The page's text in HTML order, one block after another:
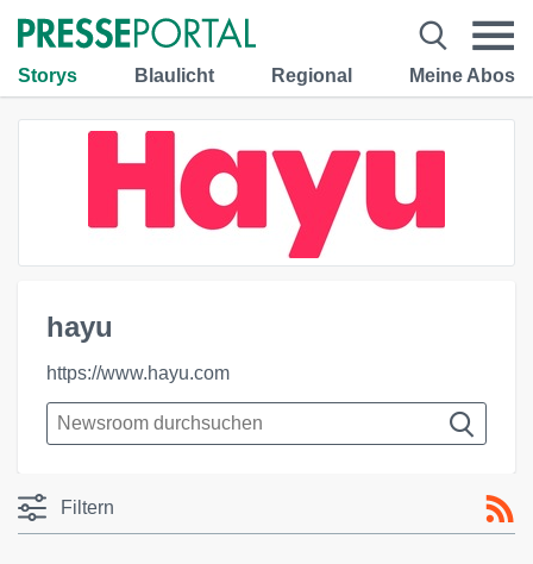
Storys Blaulicht Regional Meine Abos
hayu
https://www.hayu.com
Filtern